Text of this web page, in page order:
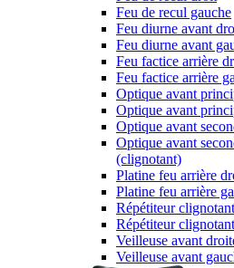
Feu de recul gauche
Feu diurne avant
Feu diurne avant
Feu factice arrière
Feu factice arrière
Optique avant
Optique avant
Optique avant
Optique avant
(clignotant)
Platine feu arrière
Platine feu arrière
Répétiteur
Répétiteur
Veilleuse avant
Veilleuse avant